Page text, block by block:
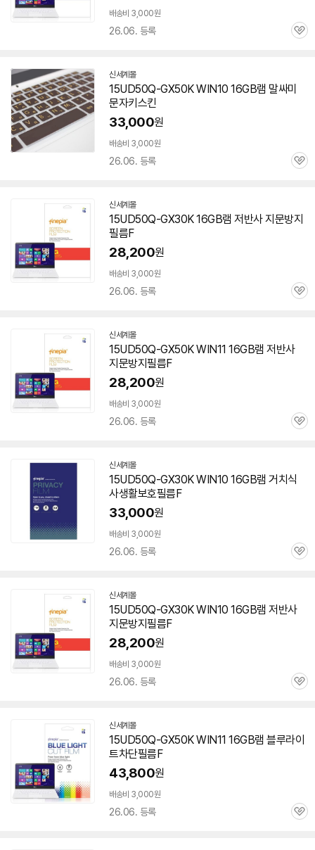
배송비 3,000원
26.06. 등록
관
신세계몰
15UD50Q-GX50K WIN10 16GB램 말싸미
문자키스킨
33,000원
배송비 3,000원
26.06. 등록
관
신세계몰
15UD50Q-GX30K 16GB램 저반사 지문방지
필름F
28,200원
배송비 3,000원
26.06. 등록
관
신세계몰
15UD50Q-GX50K WIN11 16GB램 저반사
지문방지필름F
28,200원
배송비 3,000원
26.06. 등록
관
신세계몰
15UD50Q-GX30K WIN10 16GB램 거치식
사생활보호필름F
33,000원
배송비 3,000원
26.06. 등록
관
신세계몰
15UD50Q-GX30K WIN10 16GB램 저반사
지문방지필름F
28,200원
배송비 3,000원
26.06. 등록
관
신세계몰
15UD50Q-GX50K WIN11 16GB램 블루라이
트차단필름F
43,800원
배송비 3,000원
26.06. 등록
관